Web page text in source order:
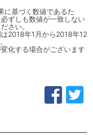
に基づく数値であるた
ずしも数値が一致しない
さい。
2018年1月から2018年12
化する場合がございます